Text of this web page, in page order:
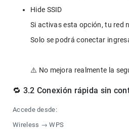
Hide SSID
Si activas esta opción, tu red
🔁 3.2 Conexión rápida sin
Accede desde:
Wireless → WPS